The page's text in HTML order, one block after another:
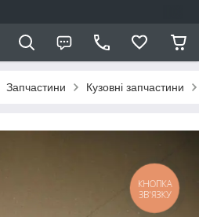
Запчастини Кузовні запчастини
КНОПКА
ЗВ'ЯЗКУ